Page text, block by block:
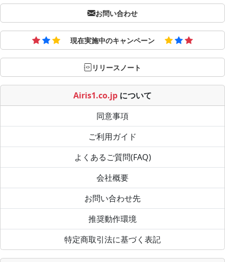
お問い合わせ
現在実施中のキャンペーン
リリースノート
Airis1.co.jp について
同意事項
ご利用ガイド
よくあるご質問(FAQ)
会社概要
お問い合わせ先
推奨動作環境
特定商取引法に基づく表記